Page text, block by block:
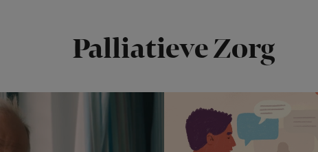
Palliatieve Zorg